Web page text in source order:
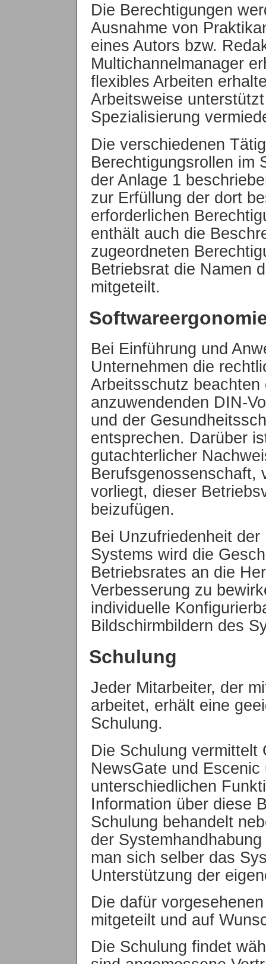
Die Berechtigungen
Ausnahme von
eines Autors bzw.
Multichannelmanager
flexibles Arbeiten
Arbeitsweise
Spezialisierung
Die verschiedenen
Berechtigungsrollen im
der Anlage 1
zur Erfüllung der dort
erforderlichen
enthält auch die
zugeordneten
Betriebsrat die Namen
mitgeteilt.
Bei Einführung und
Unternehmen die
Arbeitsschutz
anzuwendenden DIN-
und der
entsprechen. Darüber
gutachterlicher
Berufsgenossenschaft,
vorliegt, dieser
beizufügen.
Bei Unzufriedenheit
Systems wird die
Betriebsrates an die
Verbesserung zu
individuelle
Bildschirmbildern des
Schulung
Jeder Mitarbeiter, der
arbeitet, erhält eine
Schulung.
Die Schulung vermittelt
NewsGate und
unterschiedlichen
Information über diese
Schulung behandelt
der
man sich selber das
Unterstützung der
Die dafür
mitgeteilt und auf
Die Schulung findet